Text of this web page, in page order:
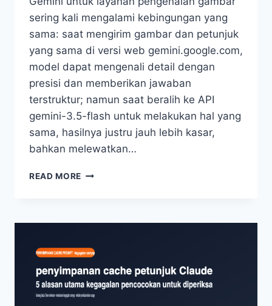
sering kali mengalami kebingungan yang
sama: saat mengirim gambar dan petunjuk
yang sama di versi web gemini.google.com,
model dapat mengenali detail dengan
presisi dan memberikan jawaban
terstruktur; namun saat beralih ke API
gemini-3.5-flash untuk melakukan hal yang
sama, hasilnya justru jauh lebih kasar,
bahkan melewatkan…
READ MORE HASIL
GEMINI
SEBAIK
WEB?
6
TIPS